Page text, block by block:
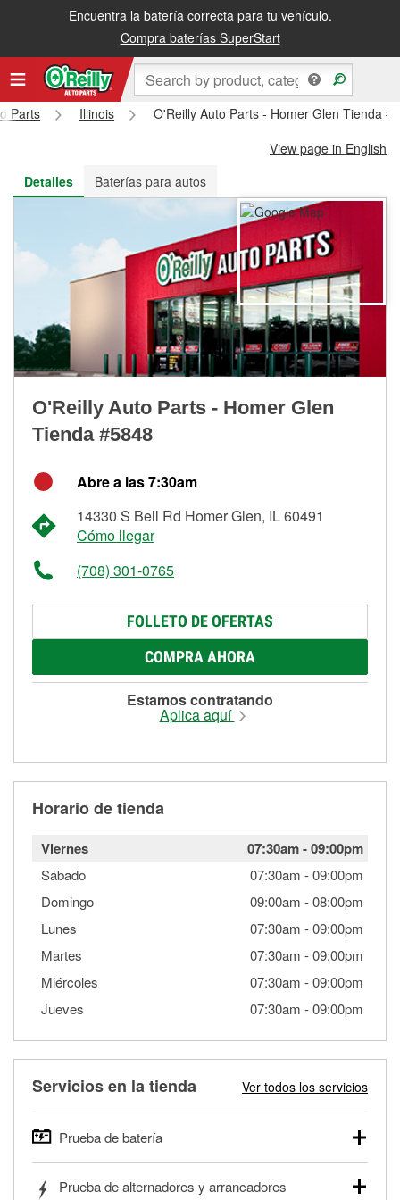
Encuentra la batería correcta para tu vehículo.
Compra baterías SuperStart
Recibe tu orden gratis al día siguiente o recógela en la tienda
Parts Illinois
O'Reilly Auto Parts - Homer Glen Tienda
View page in English
Detalles
Baterías para autos
O'Reilly Auto Parts - Homer Glen
Tienda #5848
Abre a las 7:30am
14330 S Bell Rd Homer Glen, IL 60491
Cómo llegar
(708) 301-0765
FOLLETO DE OFERTAS
COMPRA AHORA
Estamos contratando
Aplica aquí
Horario de tienda
Viernes 07:30am-09:00pm
Sábado 07:30am -09:00pm
Domingo
09:00am -08:00pm
Lunes
07:30am -09:00pm
Martes
07:30am -09:00pm
Miércoles
07:30am -09:00pm
Jueves
07:30am -09:00pm
Servicios en la tienda Ver todos los servicios
Prueba de batería
autos, camionetas, SUVs, vehículos comerciales y
Prueba de alternadores y arrancadores